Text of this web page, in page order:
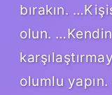
bırakın.
olun.
olumlu yapın.